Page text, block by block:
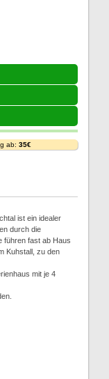
ab: 35€
ist ein idealer
durch die
führen fast ab Haus
Kuhstall, zu den
mit je 4